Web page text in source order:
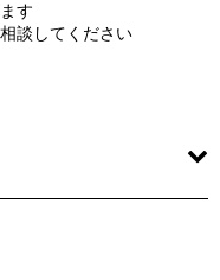
す
談してください